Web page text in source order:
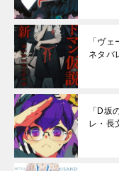
「ヴ
ネタバ
「D坂
レ・長